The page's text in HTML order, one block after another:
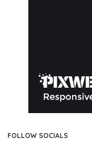
FOLLOW SOCIALS